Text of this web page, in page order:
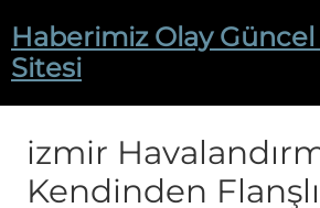
geçHaberimiz Olay
Sitesi
izmir
Kendinden